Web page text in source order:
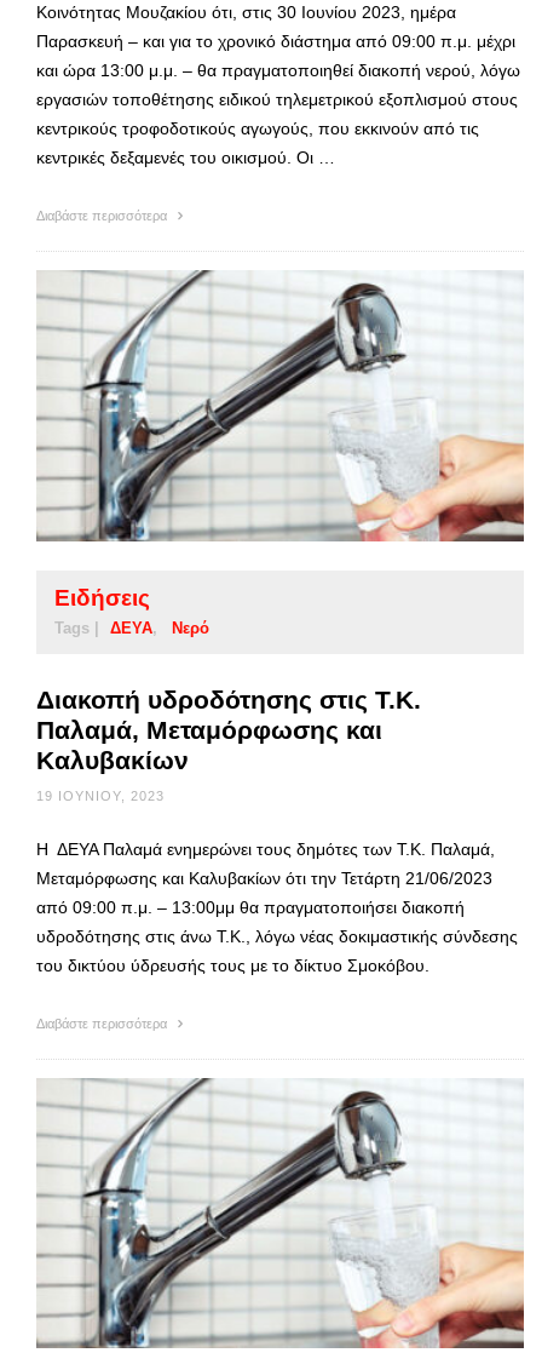
Κοινότητας Μουζακίου ότι, στις 30 Ιουνίου 2023, ημέρα
Παρασκευή – και για το χρονικό διάστημα από 09:00 π.μ. μέχρι
και ώρα 13:00 μ.μ. – θα πραγματοποιηθεί διακοπή νερού, λόγω
εργασιών τοποθέτησης ειδικού τηλεμετρικού εξοπλισμού στους
κεντρικούς τροφοδοτικούς αγωγούς, που εκκινούν από τις
κεντρικές δεξαμενές του οικισμού. Οι …
Διαβάστε περισσότερα
Ειδήσεις
Tags | ΔΕΥΑ Νερό
Διακοπή υδροδότησης στις Τ.Κ.
Παλαμά, Μεταμόρφωσης και
Καλυβακίων
19 ΙΟΥΝΊΟΥ, 2023
Η ΔΕΥΑ Παλαμά ενημερώνει τους δημότες των Τ.Κ. Παλαμά,
Μεταμόρφωσης και Καλυβακίων ότι την Τετάρτη 21/06/2023
από 09:00 π.μ. – 13:00μμ θα πραγματοποιήσει διακοπή
υδροδότησης στις άνω Τ.Κ., λόγω νέας δοκιμαστικής σύνδεσης
του δικτύου ύδρευσής τους με το δίκτυο Σμοκόβου.
Διαβάστε περισσότερα